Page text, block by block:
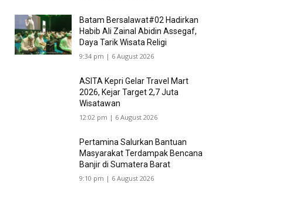
Batam Bersalawat#02 Hadirkan
Habib Ali Zainal Abidin Assegaf,
Daya Tarik Wisata Religi
9:34 pm | 6 August 2026
ASITA Kepri Gelar Travel Mart
2026, Kejar Target 2,7 Juta
Wisatawan
12:02 pm | 6 August 2026
Pertamina Salurkan Bantuan
Masyarakat Terdampak Bencana
Banjir di Sumatera Barat
9:10 pm | 6 August 2026